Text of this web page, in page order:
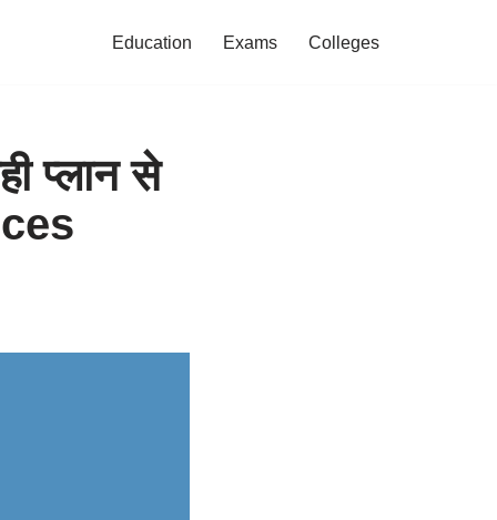
Education Exams Colleges
प्लान से